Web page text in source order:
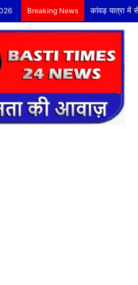
Breaking News कांवड़ यात्रा में